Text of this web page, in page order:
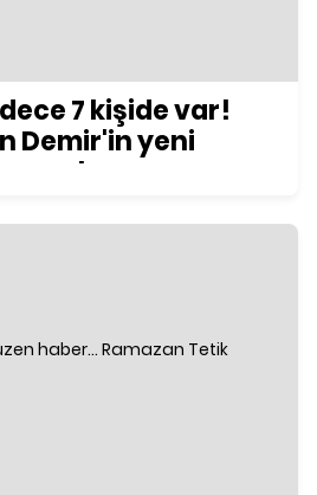
7 kişide var!
Demir'in yeni